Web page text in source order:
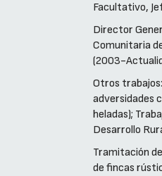
Facultativo,
Director
Comunitaria
(2003-
Otros
adversidades
heladas);
Desarrollo
Tramitación
de fincas